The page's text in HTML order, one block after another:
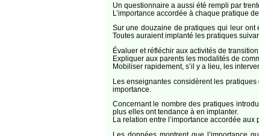
Un questionnaire a aussi été rempli par
L’importance accordée à chaque pratique
Sur une douzaine de pratiques qui leur ont
Toutes auraient implanté les pratiques
Évaluer et réfléchir aux activités de transition
Expliquer aux parents les modalités de
Mobiliser rapidement, s’il y a lieu, les
Les enseignantes considèrent les
importance.
Concernant le nombre des pratiques
plus elles ont tendance à en implanter.
La relation entre l’importance accordée